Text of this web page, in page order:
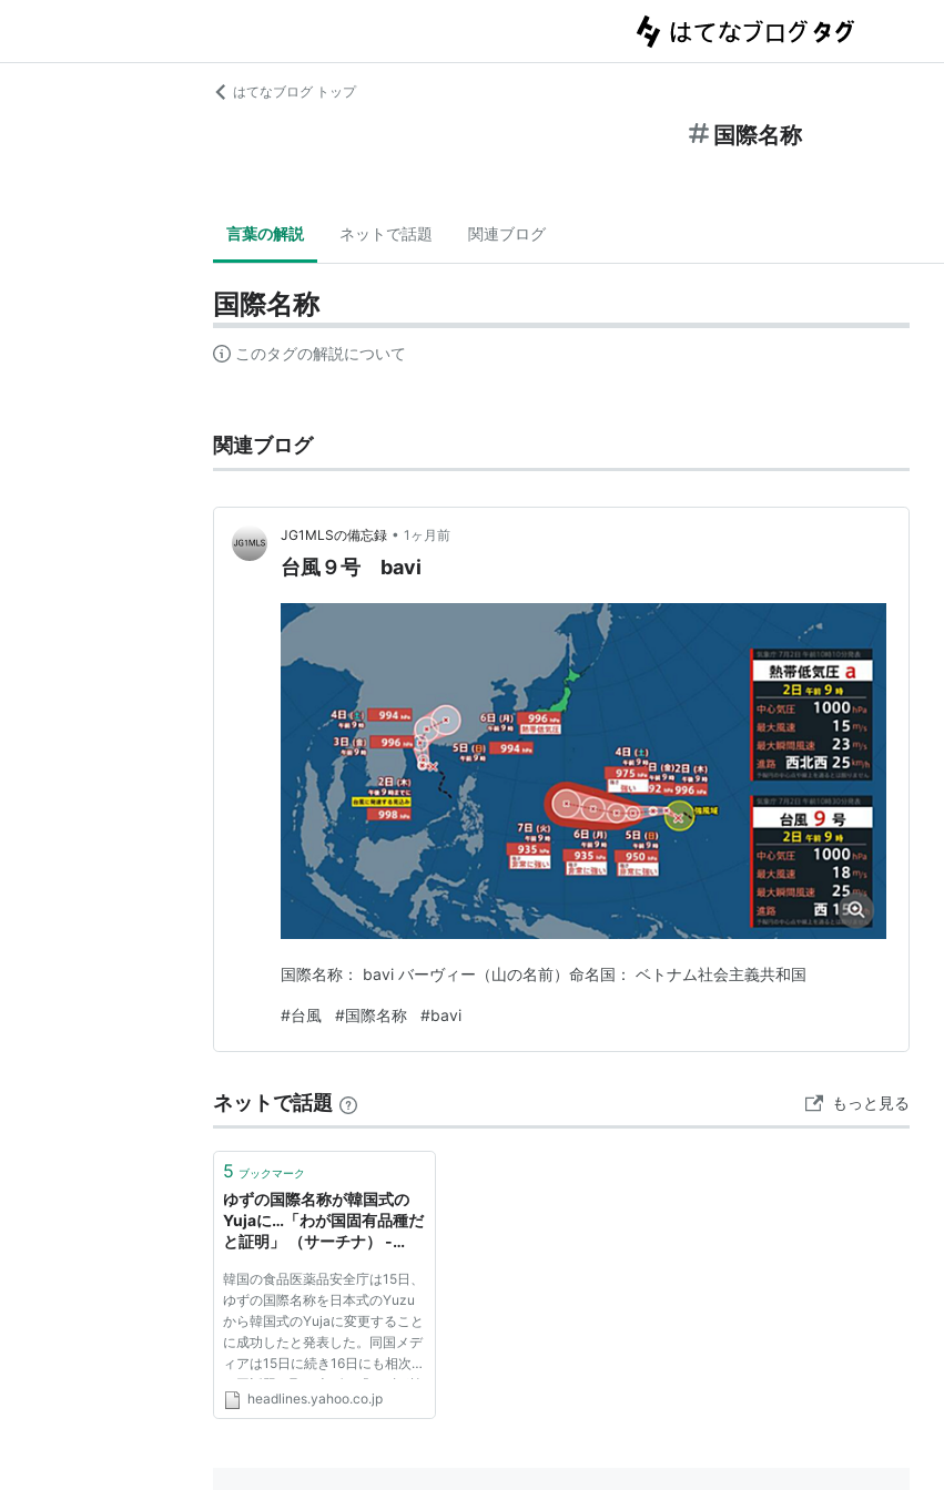
はてなブログ トップ
国際名称
言葉の解説 ネットで話題 関連ブログ
国際名称
このタグの解説について
関連ブログ
JG1MLSの備忘録 • 1ヶ月前
台風９号 bavi
国際名称： bavi バーヴィー（山の名前）命名国： ベトナム社会主義共和国
#台風 #国際名称 #bavi
ネットで話題 もっと見る
5 ブックマーク
ゆずの国際名称が韓国式の
Yujaに…「わが国固有品種だ
と証明」 （サーチナ） -
韓国の食品医薬品安全庁は15日、
ゆずの国際名称を日本式のYuzu
から韓国式のYujaに変更すること
に成功したと発表した。同国メデ
ィアは15日に続き16日にも相次い
で同話題を取り上げ、「ゆずが韓
国の固有品種であることが証明さ
headlines.yahoo.co.jp